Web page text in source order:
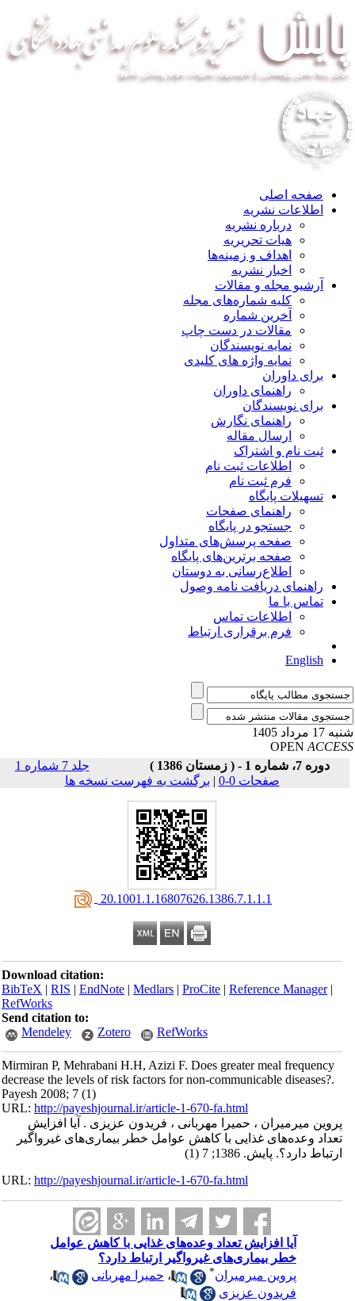
صفحه اصلی
اطلاعات نشریه
درباره نشریه
هیات تحریریه
اهداف و زمینه‌ها
اخبار نشریه
آرشیو مجله و مقالات
کلیه شماره‌های مجله
آخرین شماره
مقالات در دست چاپ
نمایه نویسندگان
نمایه واژه های کلیدی
برای داوران
راهنمای داوران
برای نویسندگان
راهنمای نگارش
ارسال مقاله
ثبت نام و اشتراک
اطلاعات ثبت نام
فرم ثبت نام
تسهیلات پایگاه
راهنمای صفحات
جستجو در پایگاه
صفحه پرسش‌های متداول
صفحه برترین‌های پایگاه
اطلاع‌رسانی به دوستان
راهنمای دریافت نامه وصول
تماس با ما
اطلاعات تماس
فرم برقراری ارتباط
English
مرداد 1405
OPEN
دوره 7، شماره 1 - ( زمستان 1386 )
جلد 7 شماره 1
صفحات 0-0
|برگشت به فهرست نسخه ها
‎ 20.1001.1.16807626.1386.7.1.1.1
Download citation:
BibTeX|RIS|EndNote|Medlars|ProCite|Reference Manager
RefWorks
Send citation to:
Mendeley
Zotero RefWorks
Mirmiran P, Mehrabani H.H, Azizi F. Does greater meal frequency
decrease the levels of risk factors for non-communicable diseases?.
Payesh 2008; 7 (1)
URL:http://payeshjournal.ir/article-1-670-fa.html
پروین میرمیران ، حمیرا مهربانی ، فریدون عزیزی . آیا افزایش
تعداد وعده‌های غذایی با کاهش عوامل خطر بیماری‌های غیر‌واگیر
ارتباط دارد؟. پایش. 1386; 7 (1)
URL:http://payeshjournal.ir/article-1-670-fa.html
آیا افزایش تعداد وعده‌های غذایی با کاهش عوامل
خطر بیماری‌های غیر‌واگیر ارتباط دارد؟
پروین میرمیران
* ،حمیرا مهربانی
،
فریدون عزیزی